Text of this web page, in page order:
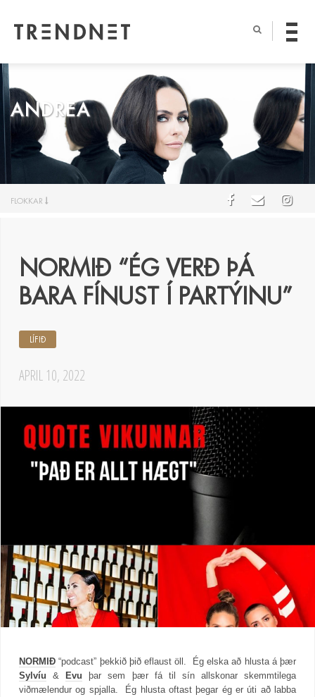
ANDREA
FLOKKAR
NORMIÐ “ÉG VERÐ ÞÁ
BARA FÍNUST Í PARTÝINU”
APRIL 10, 2022
LÍFIÐ
NORMIÐ “podcast” þekkið þið eflaust öll. Ég elska að hlusta á þær
Sylvíu
& Evu
þar sem þær fá til sín allskonar skemmtilega
viðmælendur og spjalla. Ég hlusta oftast þegar ég er úti að labba